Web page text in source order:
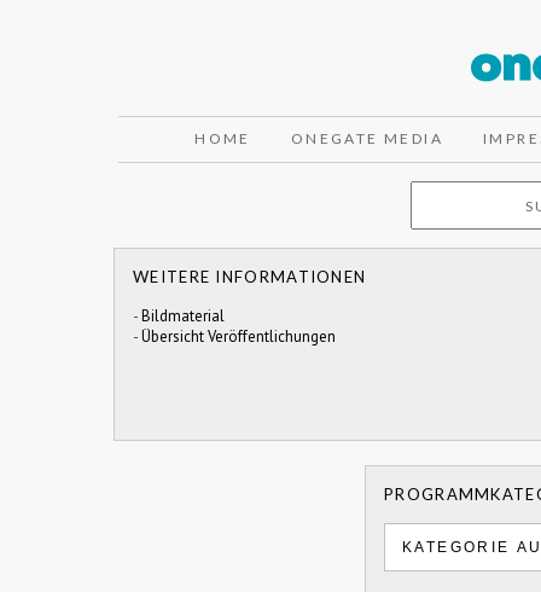
HOME ONEGATE MEDIA
WEITERE INFORMATIONEN
-Bildmaterial
-Übersicht Veröffentlichungen